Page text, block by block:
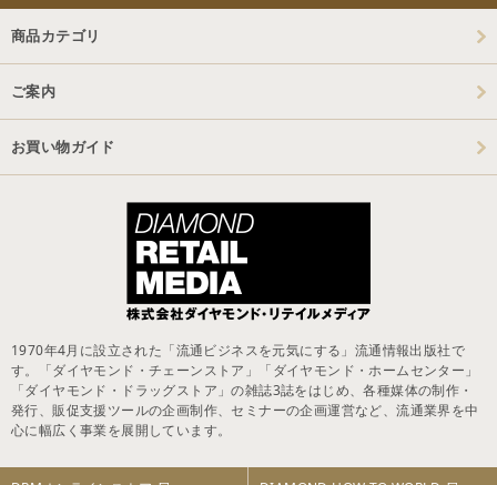
商品カテゴリ
ご案内
お買い物ガイド
1970年4月に設立された「流通ビジネスを元気にする」流通情報出版社で
す。「ダイヤモンド・チェーンストア」「ダイヤモンド・ホームセンター」
「ダイヤモンド・ドラッグストア」の雑誌3誌をはじめ、各種媒体の制作・
発行、販促支援ツールの企画制作、セミナーの企画運営など、流通業界を中
心に幅広く事業を展開しています。